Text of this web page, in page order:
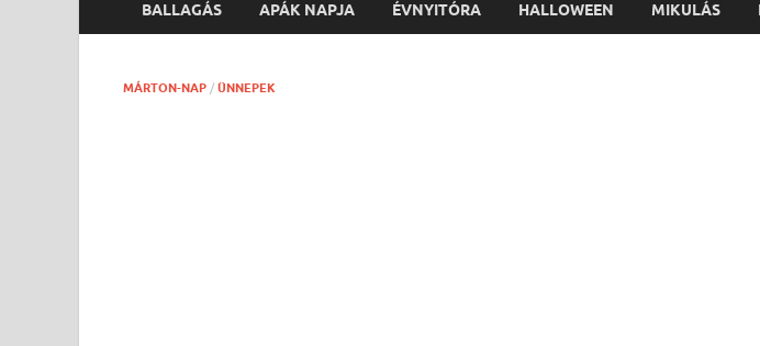
BALLAGÁS APÁK NAPJA ÉVNYITÓRA HALLOWEEN MIKULÁS
MÁRTON-NAP / ÜNNEPEK